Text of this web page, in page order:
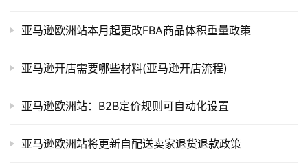
亚马逊欧洲站本月起更改FBA商品体积重量政策
亚马逊开店需要哪些材料(亚马逊开店流程)
亚马逊欧洲站：B2B定价规则可自动化设置
亚马逊欧洲站将更新自配送卖家退货退款政策